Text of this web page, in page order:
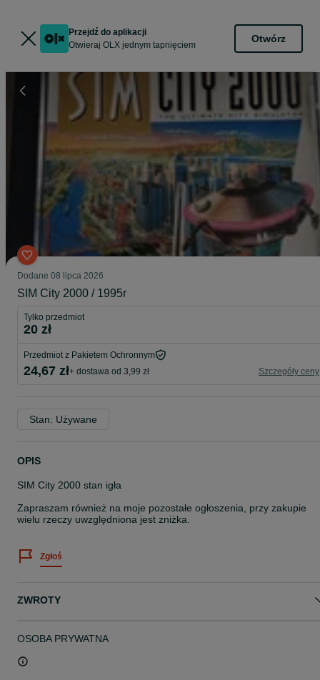
Przejdź do aplikacji
Otwieraj OLX jednym tapnięciem
Otwórz
Dodane 08 lipca 2026
SIM City 2000 / 1995r
Tylko przedmiot
20 zł
Przedmiot z Pakietem Ochronnym
24,67 zł+ dostawa od 3,99 zł Szczegóły ceny
Stan: Używane
OPIS
SIM City 2000 stan igła
Zapraszam również na moje pozostałe ogłoszenia, przy zakupie
wielu rzeczy uwzględniona jest zniżka.
Zgłoś
ZWROTY
OSOBA PRYWATNA